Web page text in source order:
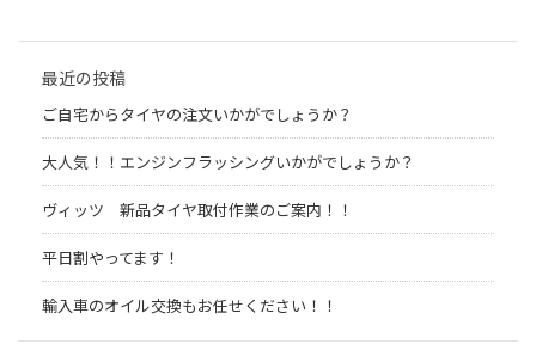
最近の投稿
ご自宅からタイヤの注文いかがでしょうか？
大人気！！エンジンフラッシングいかがでしょうか？
ヴィッツ 新品タイヤ取付作業のご案内！！
平日割やってます！
輸入車のオイル交換もお任せください！！